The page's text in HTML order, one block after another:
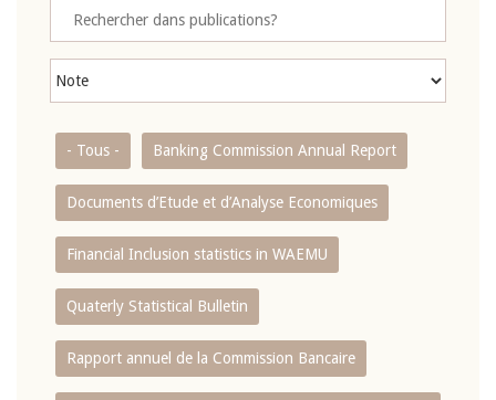
- Tous - Banking Commission Annual Report
Documents d’Etude et d’Analyse Economiques
Financial Inclusion statistics in WAEMU
Quaterly Statistical Bulletin
Rapport annuel de la Commission Bancaire